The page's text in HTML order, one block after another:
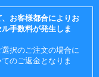
お客様都合によりお
手数料が発生しま
択のご注文の場合に
のご返金となりま